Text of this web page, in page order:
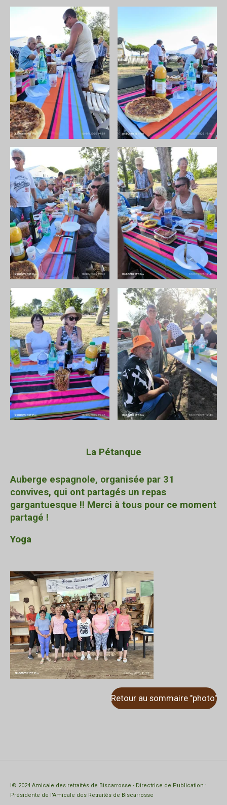
La Pétanque
Auberge espagnole, organisée par 31
convives, qui ont partagés un repas
gargantuesque !! Merci à tous pour ce moment
partagé !
Yoga
Retour au sommaire "photo"
I© 2024 Amicale des retraités de Biscarrosse - Directrice de Publication :
Présidente de l'Amicale des Retraités de Biscarrosse